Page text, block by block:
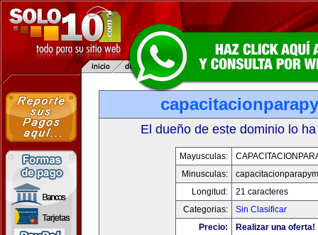
El dueño de este dominio lo
Mayusculas:
Minusculas:
Longitud:
21 caracteres
Categorias:
Sin Clasificar
Precio:
Realizar una oferta!